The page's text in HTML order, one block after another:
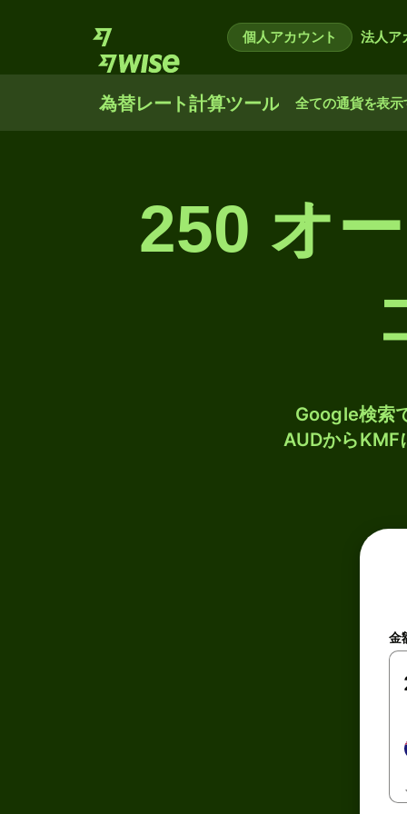
個人アカウント 法人ア
為替レート計算ツール 全ての通貨を表示
250 オ
Google検索
AUDからKMF
金